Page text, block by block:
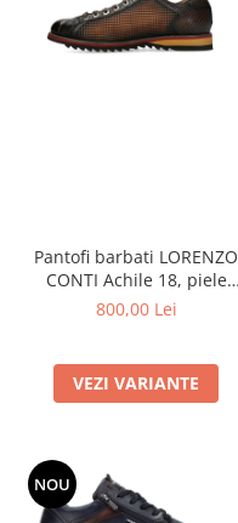
Pantofi barbati LORENZO
CONTI Achile 18, piele
naturala
800,00 Lei
VEZI VARIANTE
NOU